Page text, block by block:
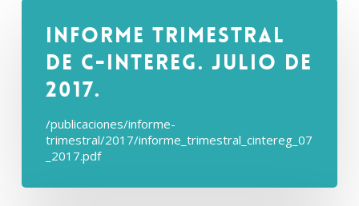
Informe Trimestral
de C-intereg. Julio de
2017.
/publicaciones/informe-
trimestral/2017/informe_trimestral_cintereg_07
_2017.pdf